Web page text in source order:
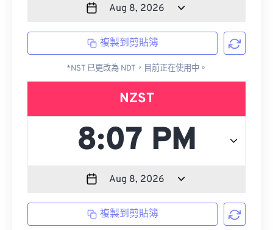
複製到剪貼簿
*NST 已更改為 NDT，目前正在使用中。
NZST
複製到剪貼簿